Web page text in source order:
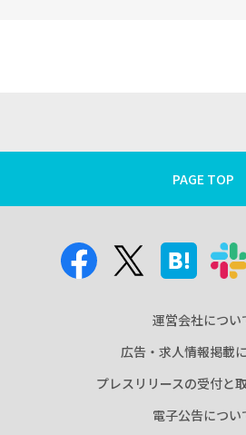
PAGE TOP
運営会社につい
広告・求人情報掲載
プレスリリースの受付と
電子公告につい